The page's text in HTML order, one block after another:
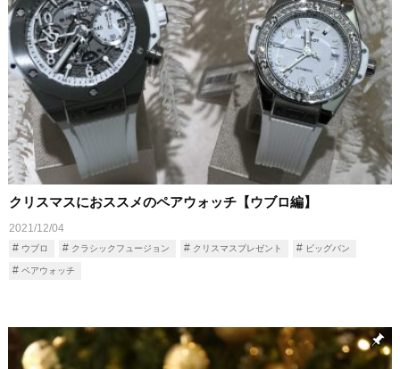
クリスマスにおススメのペアウォッチ【ウブロ編】
2021/12/04
ウブロ クラシックフュージョン クリスマスプレゼント ビッグバン
ペアウォッチ